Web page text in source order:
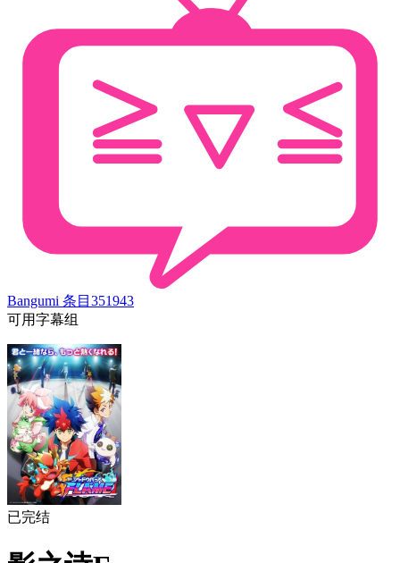
Bangumi 条目 351943
可用字幕组
已完结